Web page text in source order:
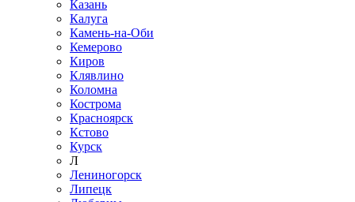
Казань
Калуга
Камень-на-Оби
Кемерово
Киров
Клявлино
Коломна
Кострома
Красноярск
Кстово
Курск
Л
Лениногорск
Липецк